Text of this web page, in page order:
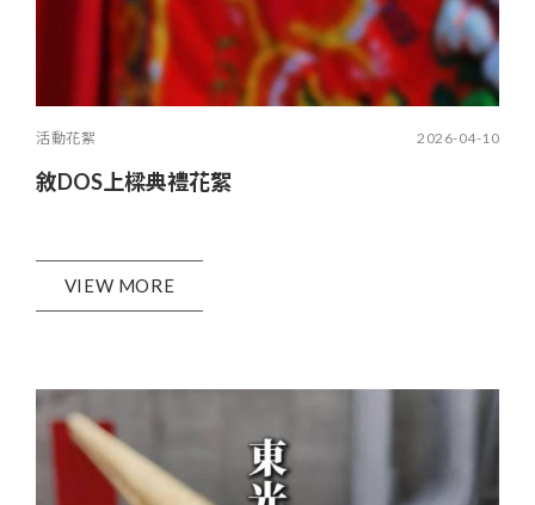
活動花絮 2026-04-10
敘DOS上樑典禮花絮
VIEW MORE